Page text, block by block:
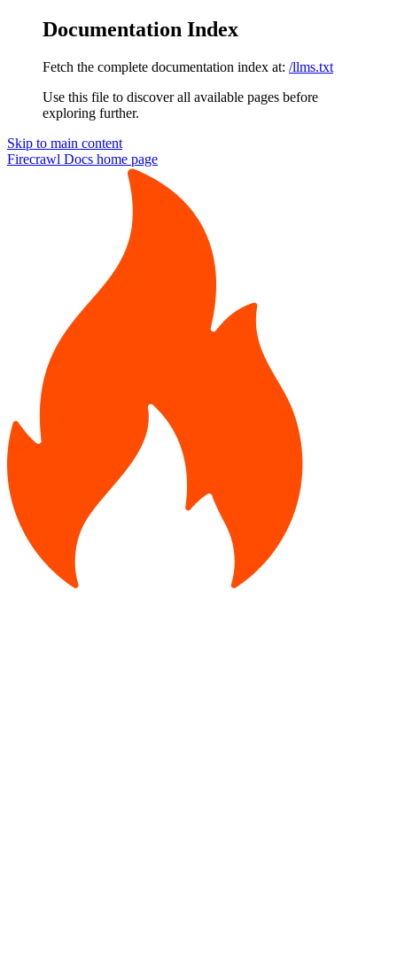
Documentation Index
Fetch the complete documentation index at: /llms.txt
Use this file to discover all available pages before
exploring further.
Skip to main content
Firecrawl Docs home page